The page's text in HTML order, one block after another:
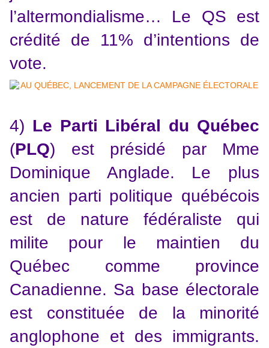
l’altermondialisme… Le QS est
crédité de 11% d’intentions de
vote.
4) Le Parti Libéral du Québec
(PLQ) est présidé par Mme
Dominique Anglade. Le plus
ancien parti politique québécois
est de nature fédéraliste qui
milite pour le maintien du
Québec comme province
Canadienne. Sa base électorale
est constituée de la minorité
anglophone et des immigrants.